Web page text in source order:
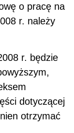
o pracę na
r. należy
r. będzie
dotyczącej
otrzymać